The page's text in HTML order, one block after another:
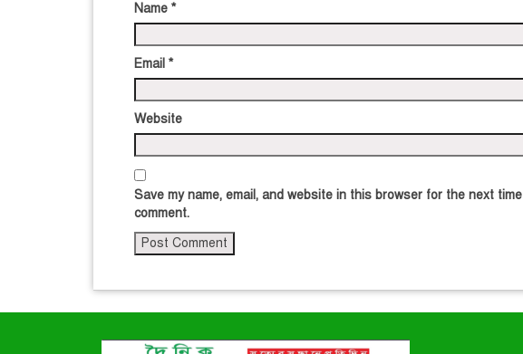
Name *
Email *
Website
Save my name, email, and website in this browser for the next time I
comment.